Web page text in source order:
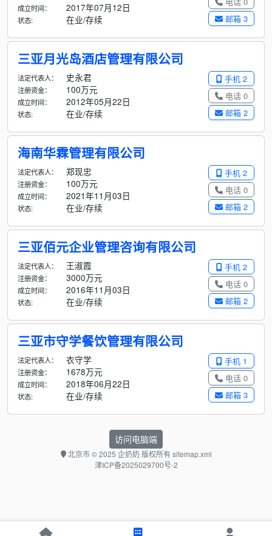
邮箱 3
成立时间： 2017年07月12日
状态: 在业/存续
三亚月光岛酒店管理有限公司
手机 2
电话 0
邮箱 2
法定代表人： 史永君
注册资金： 100万元
成立时间： 2012年05月22日
状态: 在业/存续
海南华霖管理有限公司
手机 2
电话 0
邮箱 2
法定代表人： 郑现忠
注册资金： 100万元
成立时间： 2021年11月03日
状态: 在业/存续
三亚佰元企业管理咨询有限公司
手机 2
电话 0
邮箱 2
法定代表人： 王淑霞
注册资金： 3000万元
成立时间： 2016年11月03日
状态: 在业/存续
三亚市守学餐饮管理有限公司
手机 1
电话 0
邮箱 3
法定代表人： 衣守学
注册资金： 1678万元
成立时间： 2018年06月22日
状态: 在业/存续
访问电脑端
北京市© 2025 企奶奶 版权所有sitemap.xml
津ICP备2025029700号-2